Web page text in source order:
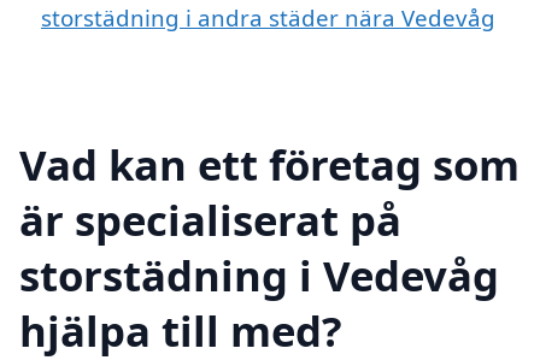
storstädning i andra städer nära Vedevåg
Vad kan ett företag som
är specialiserat på
storstädning i Vedevåg
hjälpa till med?